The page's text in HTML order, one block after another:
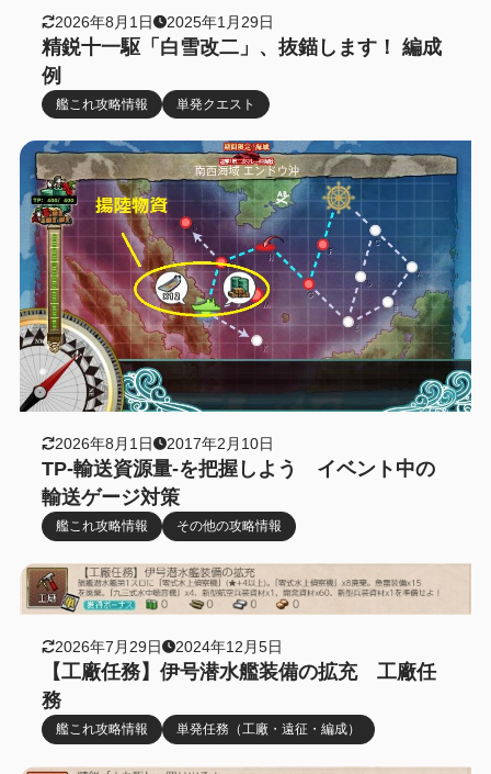
2026年8月1日 2025年1月29日
精鋭十一駆「白雪改二」、抜錨します！ 編成
例
艦これ攻略情報 単発クエスト
2026年8月1日 2017年2月10日
TP-輸送資源量-を把握しよう イベント中の
輸送ゲージ対策
艦これ攻略情報 その他の攻略情報
2026年7月29日 2024年12月5日
【工廠任務】伊号潜水艦装備の拡充 工廠任
務
艦これ攻略情報 単発任務（工廠・遠征・編成）